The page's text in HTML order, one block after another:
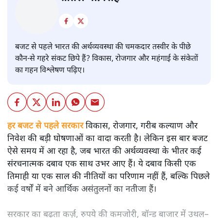
शीतल पी. सिंह
बजट से पहले भारत की अर्थव्यवस्था की चमकदार तस्वीर के पीछे
कौन-से गहरे संकट छिपे हैं? विकास, रोजगार और महंगाई के संकेतों
का गहन विश्लेषण पढ़िए।